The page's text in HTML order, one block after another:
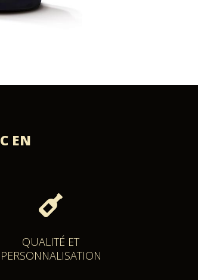
EN

QUALITÉ ET
PERSONNALISATION